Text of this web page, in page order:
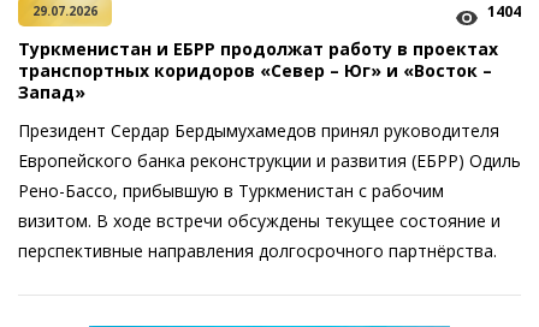
29.07.2026 1404
Туркменистан и ЕБРР продолжат работу в проектах
транспортных коридоров «Север – Юг» и «Восток –
Запад»
Президент Сердар Бердымухамедов принял руководителя
Европейского банка реконструкции и развития (ЕБРР) Одиль
Рено-Бассо, прибывшую в Туркменистан с рабочим
визитом. В ходе встречи обсуждены текущее состояние и
перспективные направления долгосрочного партнёрства.